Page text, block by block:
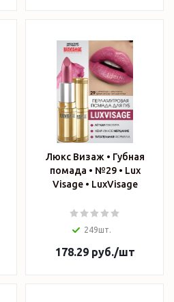
Люкс Визаж • Губная
помада • №29 • Lux
Visage • LuxVisage
249шт.
178.29руб./шт